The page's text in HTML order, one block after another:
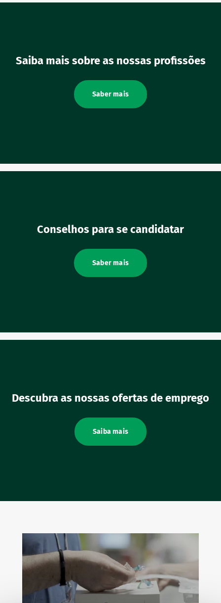
Saiba mais sobre as nossas profissões
Saber mais
Conselhos para se candidatar
Saber mais
Descubra as nossas ofertas de emprego
Saiba mais